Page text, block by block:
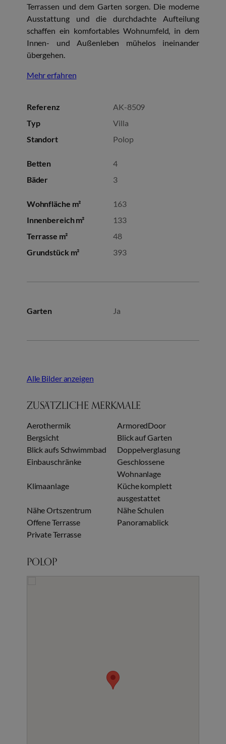
Terrassen und dem Garten sorgen. Die moderne
Ausstattung und die durchdachte Aufteilung
schaffen ein komfortables Wohnumfeld, in dem
Innen- und Außenleben mühelos ineinander
übergehen.
Mehr erfahren
Referenz
AK-8509
Typ
Villa
Standort
Polop
Betten
4
Bäder
3
Wohnfläche m²
163
Innenbereich m²
133
Terrasse m²
48
Grundstück m²
393
Garten Ja
Alle Bilder anzeigen
ZUSÄTZLICHE MERKMALE
Aerothermik
ArmoredDoor
Bergsicht
Blick auf Garten
Blick aufs Schwimmbad
Doppelverglasung
Einbauschränke
Geschlossene
Wohnanlage
Klimaanlage
Küche komplett
ausgestattet
Nähe Ortszentrum
Nähe Schulen
Offene Terrasse
Panoramablick
Private Terrasse
POLOP